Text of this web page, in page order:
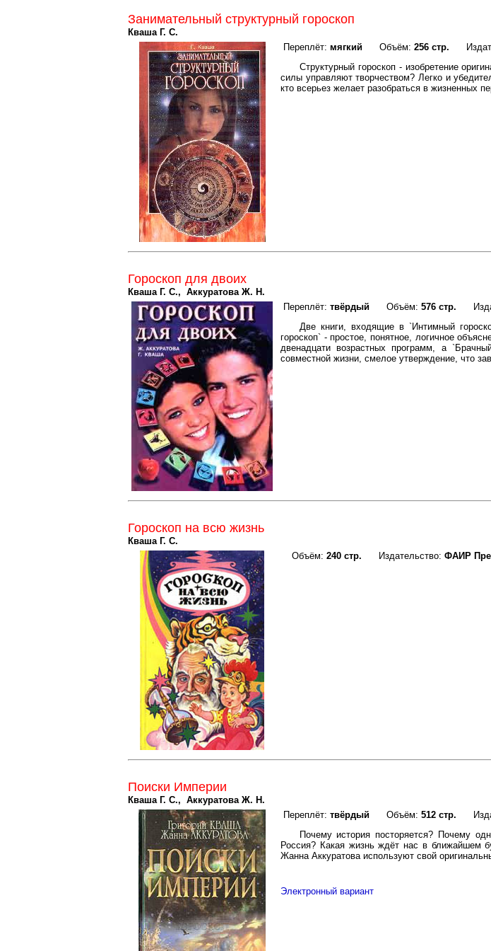
Занимательный структурный гороскоп
Кваша Г. С.
Переплёт: мягкий Объём: 256 стр.
Структурный гороскоп - изобретение
силы управляют творчеством? Легко и
кто всерьез желает разобраться в жизненных
Гороскоп для двоих
Кваша Г. С., Аккуратова Ж. Н.
Переплёт: твёрдый Объём: 576 стр.
Две книги, входящие в `Интимный
гороскоп` - простое, понятное, логичное
двенадцати возрастных программ, а
совместной жизни, смелое утверждение, что
Гороскоп на всю жизнь
Кваша Г. С.
Объём: 240 стр. Издательство: ФАИР
Поиски Империи
Кваша Г. С., Аккуратова Ж. Н.
Переплёт: твёрдый Объём: 512 стр.
Почему история посторяется? Почему
Россия? Какая жизнь ждёт нас в ближайшем
Жанна Аккуратова используют свой
Электронный вариант